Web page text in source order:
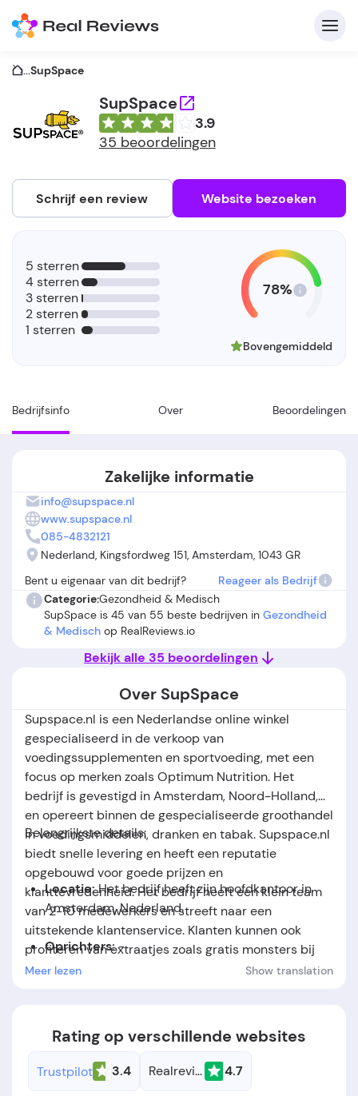
...SupSpace
SupSpace
3.9
35 beoordelingen
Schrijf een review Website bezoeken
Bedrijfsinfo Over Beoordelingen
5 sterren
4 sterren
3 sterren
2 sterren
1 sterren
78%
Bovengemiddeld
Zakelijke informatie
info@supspace.nl
www.supspace.nl
085-4832121
Nederland, Kingsfordweg 151, Amsterdam, 1043 GR
Bent u eigenaar van dit bedrijf?
Reageer als Bedrijf
Categorie:Gezondheid & Medisch
SupSpace is 45 van 55 beste bedrijven in Gezondheid
& Medisch op RealReviews.io
Bekijk alle 35 beoordelingen
Over SupSpace
Supspace.nl is een Nederlandse online winkel
gespecialiseerd in de verkoop van
voedingssupplementen en sportvoeding, met een
focus op merken zoals Optimum Nutrition. Het
bedrijf is gevestigd in Amsterdam, Noord-Holland,
en opereert binnen de gespecialiseerde groothandel
in voedingsmiddelen, dranken en tabak. Supspace.nl
biedt snelle levering en heeft een reputatie
opgebouwd voor goede prijzen en
klanttevredenheid. Het bedrijf heeft een klein team
van 2-10 medewerkers en streeft naar een
uitstekende klantenservice. Klanten kunnen ook
profiteren van extraatjes zoals gratis monsters bij
hun bestellingen, hoewel er soms problemen zijn
Belangrijkste details:
Locatie:Het bedrijf heeft zijn hoofdkantoor in
Amsterdam, Nederland.
Oprichters:-
Meer lezen Show translation
Rating op verschillende websites
Trustpilot 3.4 Realreviews.nl 4.7